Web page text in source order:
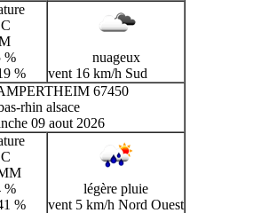
%
%
nuageux
vent 16 km/h Sud
67450
rhin alsace
09 aout 2026
%
%
légère pluie
vent 5 km/h Nord Ouest